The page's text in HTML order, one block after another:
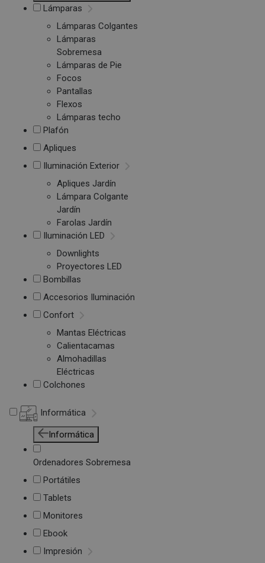
Lámparas
Lámparas Colgantes
Lámparas
Sobremesa
Lámparas de Pie
Focos
Pantallas
Flexos
Lámparas techo
Plafón
Apliques
Iluminación Exterior
Apliques Jardín
Lámpara Colgante
Jardín
Farolas Jardín
Iluminación LED
Downlights
Proyectores LED
Bombillas
Accesorios Iluminación
Confort
Mantas Eléctricas
Calientacamas
Almohadillas
Eléctricas
Colchones
Informática
Informática
Ordenadores Sobremesa
Portátiles
Tablets
Monitores
Ebook
Impresión